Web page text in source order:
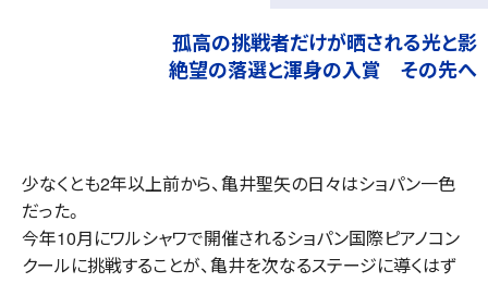
孤高の挑戦者だけが晒される光と影
絶望の落選と渾身の入賞 その先へ
少なくとも2年以上前から、亀井聖矢の日々はショパン一色
だった。
今年10月にワルシャワで開催されるショパン国際ピアノコン
クールに挑戦することが、亀井を次なるステージに導くはず